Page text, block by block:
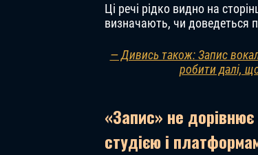
Ці речі рідко видно на
визначають, чи доведеться
— Дивись також: Запис
робити далі,
«Запис» не
студією і